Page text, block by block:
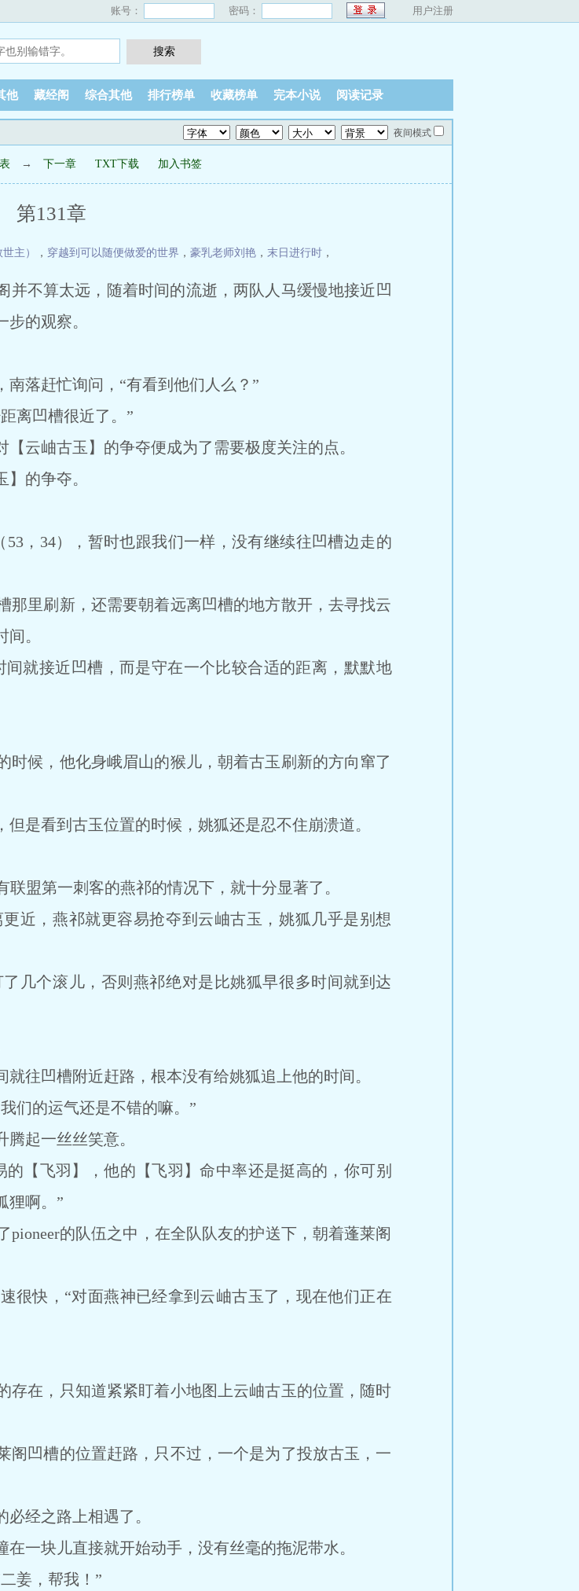
账号： 密码： 用户注册
他 藏经阁 综合其他 排行榜单 收藏榜单 完本小说 阅读记录
夜间模式
→ 下一章 TXT下载 加入书签
第131章
主） ， 穿越到可以随便做爱的世界 ， 豪乳老师刘艳 ， 末日进行时 ，
并不算太远，随着时间的流逝，两队人马缓慢地接近凹
的观察。
落赶忙询问，“有看到他们人么？”
离凹槽很近了。”
岫古玉】的争夺便成为了需要极度关注的点。
的争夺。
，34），暂时也跟我们一样，没有继续往凹槽边走的
里刷新，还需要朝着远离凹槽的地方散开，去寻找云
。
就接近凹槽，而是守在一个比较合适的距离，默默地
候，他化身峨眉山的猴儿，朝着古玉刷新的方向窜了
看到古玉位置的时候，姚狐还是忍不住崩溃道。
盟第一刺客的燕祁的情况下，就十分显著了。
，燕祁就更容易抢夺到云岫古玉，姚狐几乎是别想
个滚儿，否则燕祁绝对是比姚狐早很多时间就到达
凹槽附近赶路，根本没有给姚狐追上他的时间。
的运气还是不错的嘛。”
起一丝丝笑意。
飞羽】，他的【飞羽】命中率还是挺高的，你可别
狸啊。”
的队伍之中，在全队队友的护送下，朝着蓬莱阁
快，“对面燕神已经拿到云岫古玉了，现在他们正在
在，只知道紧紧盯着小地图上云岫古玉的位置，随时
凹槽的位置赶路，只不过，一个是为了投放古玉，一
经之路上相遇了。
块儿直接就开始动手，没有丝毫的拖泥带水。
姜，帮我！”